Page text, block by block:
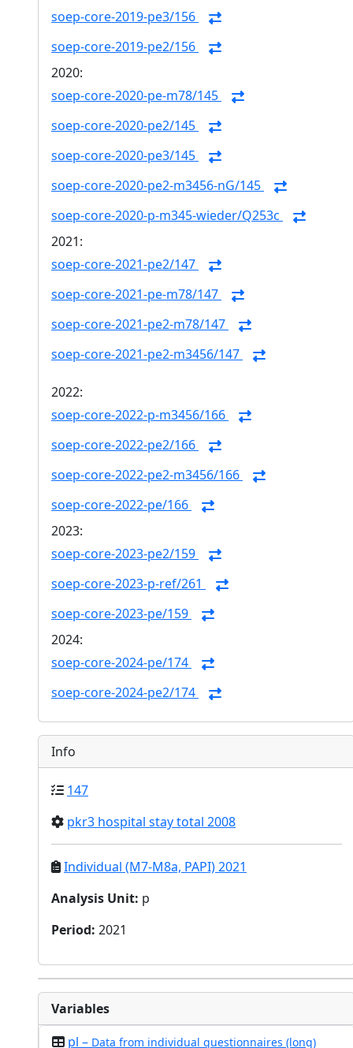
soep-core-2019-pe3/156
soep-core-2019-pe2/156
2020:
soep-core-2020-pe-m78/145
soep-core-2020-pe2/145
soep-core-2020-pe3/145
soep-core-2020-pe2-m3456-nG/145
soep-core-2020-p-m345-wieder/Q253c
2021:
soep-core-2021-pe2/147
soep-core-2021-pe-m78/147
soep-core-2021-pe2-m78/147
soep-core-2021-pe2-m3456/147
2022:
soep-core-2022-p-m3456/166
soep-core-2022-pe2/166
soep-core-2022-pe2-m3456/166
soep-core-2022-pe/166
2023:
soep-core-2023-pe2/159
soep-core-2023-p-ref/261
soep-core-2023-pe/159
2024:
soep-core-2024-pe/174
soep-core-2024-pe2/174
Info
147
pkr3 hospital stay total 2008
Individual (M7-M8a, PAPI) 2021
Analysis Unit: p
Period: 2021
Variables
pl – Data from individual questionnaires (long)